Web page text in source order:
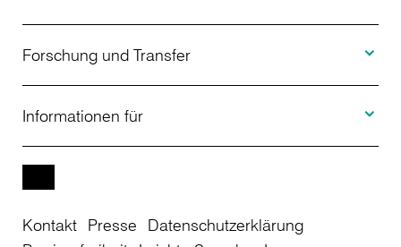
Bewerbung
Studienberatung
Weiterbildung
Studienkolleg
Über uns
Aktuelles
Einrichtungen
Forschung und Transfer
Projekte
Informationen für
Studierende
Kontakt Presse
Datenschutzerklärung